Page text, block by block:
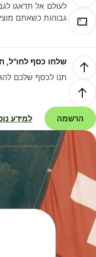
לעולם אל תדאגו
גבוהות כשאתם
שלחו כסף לחו"ל,
תנו לכסף שלכם
הרשמה למידע נוסף